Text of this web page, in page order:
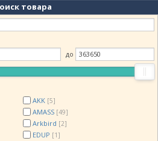
товара
до
AKK [5]
AMASS [49]
Arkbird [2]
EDUP [1]